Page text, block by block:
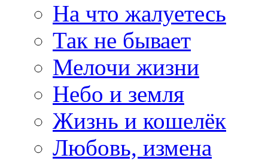
На что жалуетесь
Так не бывает
Мелочи жизни
Небо и земля
Жизнь и кошелёк
Любовь, измена